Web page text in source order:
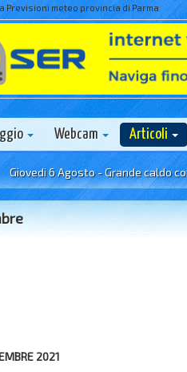
Previsioni meteo provincia di Parma
Webcam Articoli
6 Agosto - Grande caldo con
2021